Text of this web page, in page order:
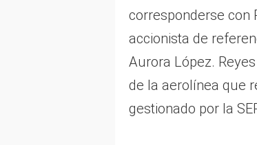
corresponderse con
accionista de
Aurora López.
de la aerolínea que
gestionado por la